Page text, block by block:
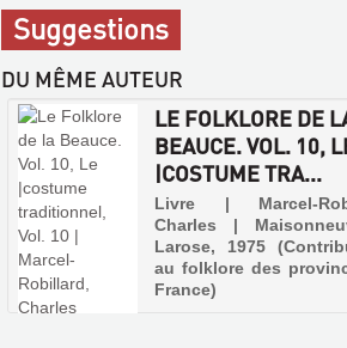
sur
place
Suggestions
DU MÊME AUTEUR
LE FOLKLORE DE
BEAUCE. VOL. 10,
|COSTUME TRA...
Livre | Marcel-
Charles |
Larose, 1975
au folklore des
France)